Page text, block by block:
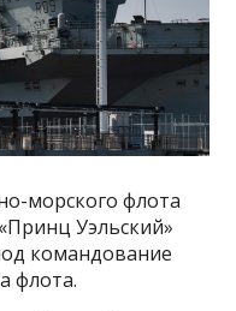
морского флота
Уэльский»
командование
флота.